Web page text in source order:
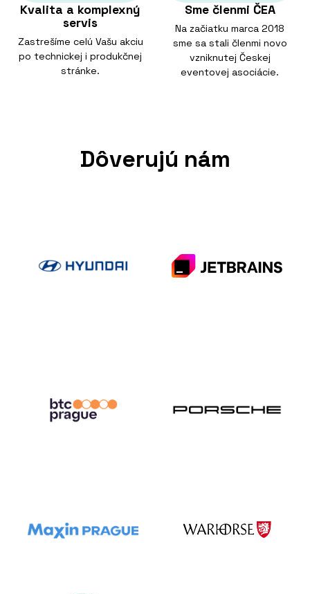
Kvalita a komplexný
servis
Zastrešíme celú Vašu akciu
po technickej i produkčnej
stránke.
Sme členmi ČEA
Na začiatku marca 2018
sme sa stali členmi novo
vzniknutej Českej
eventovej asociácie.
Dôverujú nám